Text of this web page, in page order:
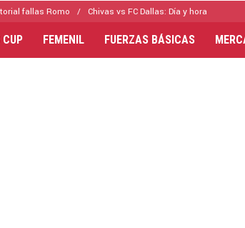
fallas Romo Chivas vs FC Dallas: Día y hora
CUP FEMENIL FUERZAS BÁSICAS